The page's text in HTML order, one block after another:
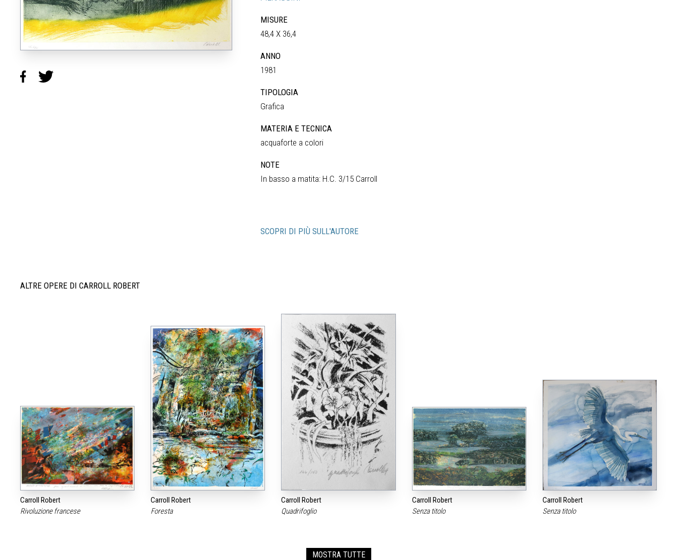
MISURE
48,4 X 36,4
ANNO
1981
TIPOLOGIA
Grafica
MATERIA E TECNICA
acquaforte a colori
NOTE
In basso a matita: H.C. 3/15 Carroll
SCOPRI DI PIÙ SULL'AUTORE
ALTRE OPERE DI CARROLL ROBERT
Carroll Robert
Rivoluzione francese
Carroll Robert
Foresta
Carroll Robert
Quadrifoglio
Carroll Robert
Senza titolo
Carroll Robert
Senza titolo
MOSTRA TUTTE